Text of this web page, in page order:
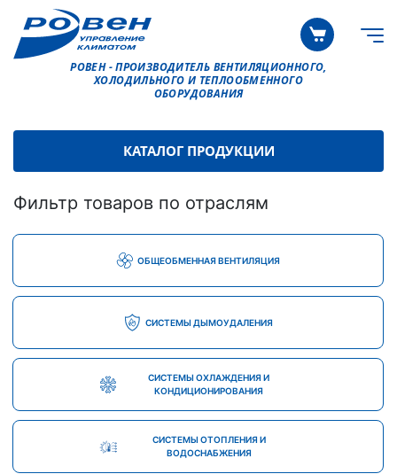
РОВЕН - ПРОИЗВОДИТЕЛЬ ВЕНТИЛЯЦИОННОГО,
ХОЛОДИЛЬНОГО И ТЕПЛООБМЕННОГО
ОБОРУДОВАНИЯ
КАТАЛОГ ПРОДУКЦИИ
Фильтр товаров по отраслям
ОБЩЕОБМЕННАЯ ВЕНТИЛЯЦИЯ
СИСТЕМЫ ДЫМОУДАЛЕНИЯ
СИСТЕМЫ ОХЛАЖДЕНИЯ И
КОНДИЦИОНИРОВАНИЯ
СИСТЕМЫ ОТОПЛЕНИЯ И
ВОДОСНАБЖЕНИЯ